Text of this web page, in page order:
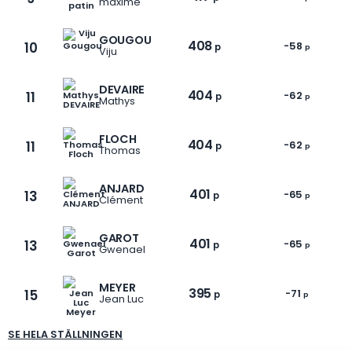
10 GOUGOU
Viju 408 p -58 p
11 DEVAIRE
Mathys 404 p -62 p
11 FLOCH
Thomas 404 p -62 p
13 ANJARD
Clément 401 p -65 p
13 GAROT
Gwenael 401 p -65 p
15 MEYER
Jean Luc 395 p -71 p
SE HELA STÄLLNINGEN